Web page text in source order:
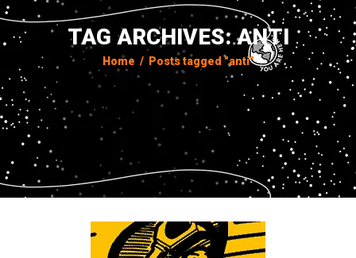
TAG ARCHIVES: ANTI
Home / Posts tagged "anti"